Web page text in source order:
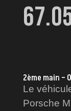
2ème main –
Le
Porsche